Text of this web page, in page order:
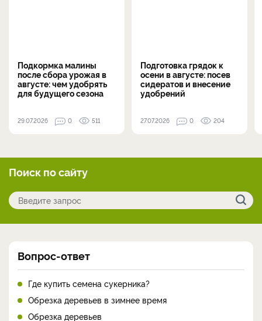
Подкормка малины
после сбора урожая в
августе: чем удобрять
для будущего сезона
29.07.2026 0 511
Подготовка грядок к
осени в августе: посев
сидератов и внесение
удобрений
27.07.2026 0 204
Поиск по сайту
Вопрос-ответ
Где купить семена сукерника?
Обрезка деревьев в зимнее время
Обрезка деревьев